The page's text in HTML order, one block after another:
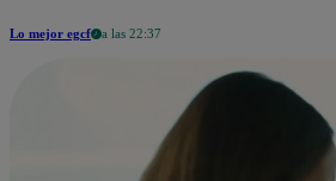
Lo mejor egcf a las 22:37